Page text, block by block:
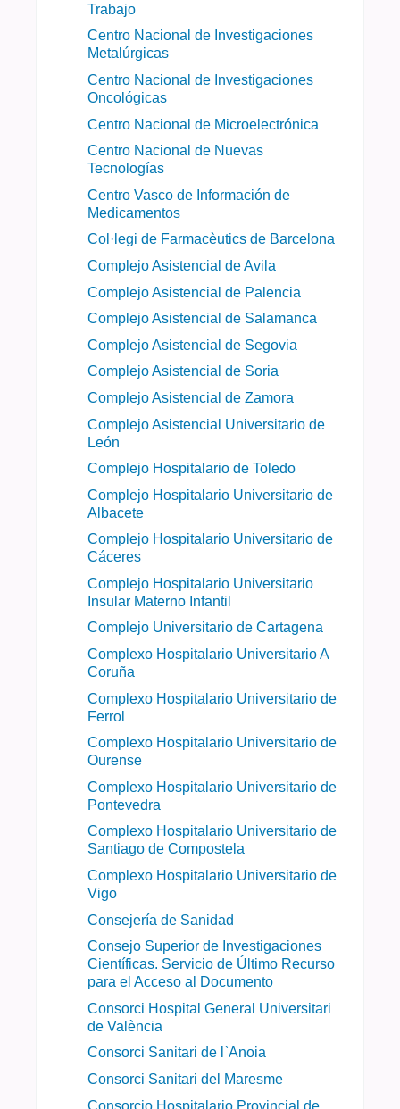
Trabajo
Centro Nacional de Investigaciones
Metalúrgicas
Centro Nacional de Investigaciones
Oncológicas
Centro Nacional de Microelectrónica
Centro Nacional de Nuevas
Tecnologías
Centro Vasco de Información de
Medicamentos
Col·legi de Farmacèutics de Barcelona
Complejo Asistencial de Avila
Complejo Asistencial de Palencia
Complejo Asistencial de Salamanca
Complejo Asistencial de Segovia
Complejo Asistencial de Soria
Complejo Asistencial de Zamora
Complejo Asistencial Universitario de
León
Complejo Hospitalario de Toledo
Complejo Hospitalario Universitario de
Albacete
Complejo Hospitalario Universitario de
Cáceres
Complejo Hospitalario Universitario
Insular Materno Infantil
Complejo Universitario de Cartagena
Complexo Hospitalario Universitario A
Coruña
Complexo Hospitalario Universitario de
Ferrol
Complexo Hospitalario Universitario de
Ourense
Complexo Hospitalario Universitario de
Pontevedra
Complexo Hospitalario Universitario de
Santiago de Compostela
Complexo Hospitalario Universitario de
Vigo
Consejería de Sanidad
Consejo Superior de Investigaciones
Científicas. Servicio de Último Recurso
para el Acceso al Documento
Consorci Hospital General Universitari
de València
Consorci Sanitari de l`Anoia
Consorci Sanitari del Maresme
Consorcio Hospitalario Provincial de